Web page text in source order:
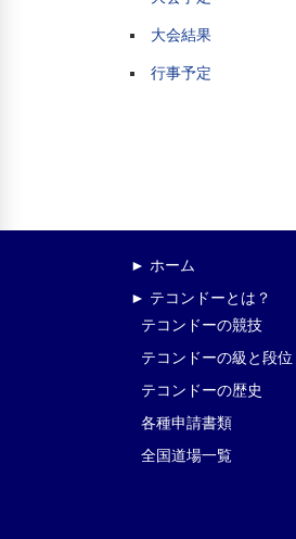
大会結果
行事予定
► ホーム
► テコンドーとは？
テコンドーの競技
テコンドーの級と段位
テコンドーの歴史
各種申請書類
全国道場一覧